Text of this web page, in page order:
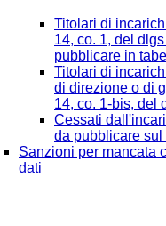
Titolari di
14, co. 1, del
pubblicare in
Titolari di
di direzione o di
14, co. 1-bis, del
Cessati
da pubblicare sul
Sanzioni per mancata
dati